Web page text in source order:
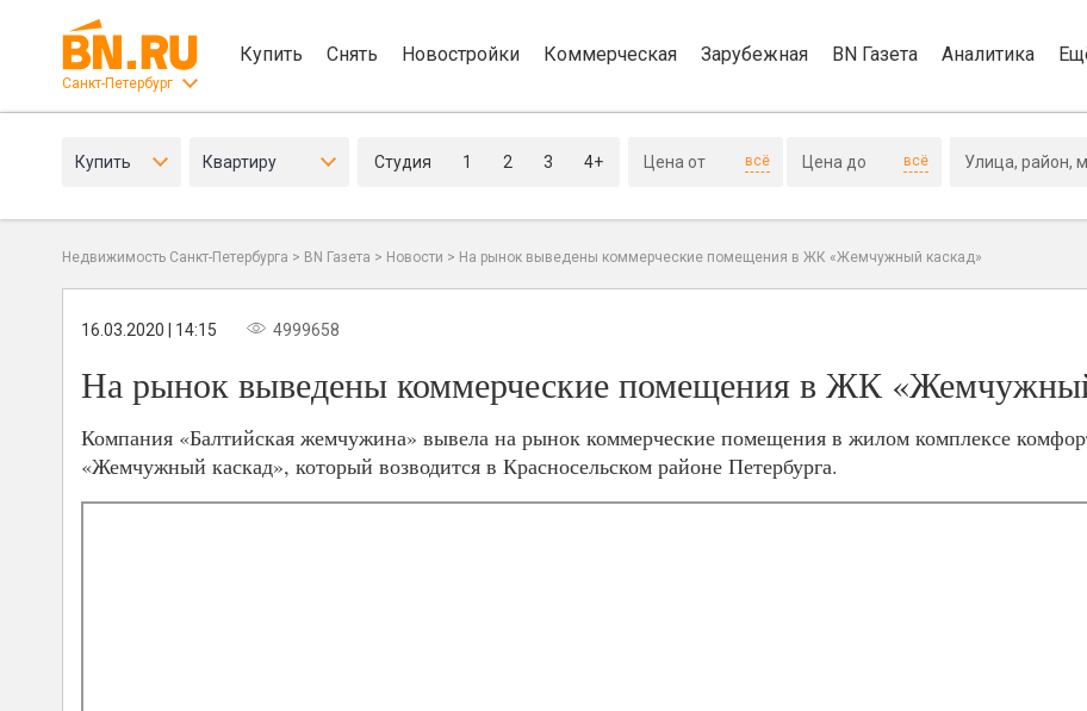
Санкт-Петербург
Купить Снять Новостройки Коммерческая Зарубежная BN Газета Аналитика
Купить Квартиру Студия 1 2 3 4+ всё всё
Недвижимость Санкт-Петербурга > BN Газета > Новости > На рынок выведены коммерческие помещения в ЖК «Жемчужный каскад»
16.03.2020 | 14:15 4999658
На рынок выведены коммерческие помещения в ЖК
Компания «Балтийская жемчужина» вывела на рынок коммерческие помещения в жилом комплексе
«Жемчужный каскад», который возводится в Красносельском районе Петербурга.